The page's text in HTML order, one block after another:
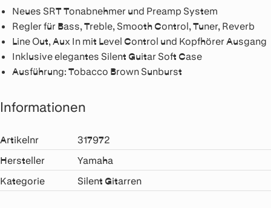
Neues SRT Tonabnehmer und Preamp System
Regler für Bass, Treble, Smooth Control, Tuner, Reverb
Line Out, Aux In mit Level Control und Kopfhörer Ausgang
Inklusive elegantes Silent Guitar Soft Case
Ausführung: Tobacco Brown Sunburst
Informationen
Artikelnr
317972
Hersteller
Yamaha
Kategorie
Silent Gitarren